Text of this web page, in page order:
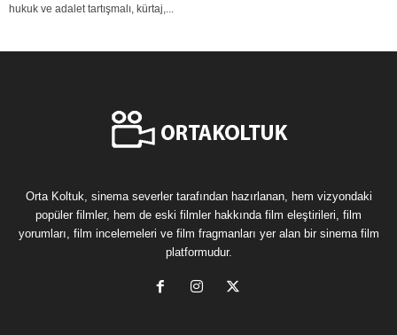
hukuk ve adalet tartışmalı, kürtaj,...
Orta Koltuk, sinema severler tarafından hazırlanan, hem vizyondaki
popüler filmler, hem de eski filmler hakkında film eleştirileri, film
yorumları, film incelemeleri ve film fragmanları yer alan bir sinema film
platformudur.